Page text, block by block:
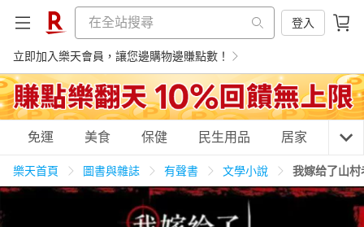
登入
立即加入樂天會員，讓您邊購物邊賺點數！
購物網分類
美食蛋糕 養生保健
免運 美食 保健 民生用品 居家 3C
樂天首頁 圖書與雜誌 有聲書 文學小說 我嫁给了山